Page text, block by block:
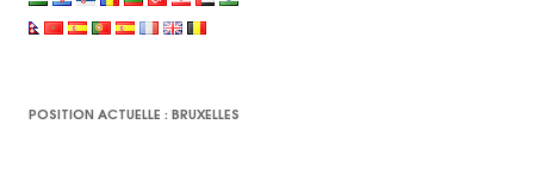
POSITION ACTUELLE : BRUXELLES